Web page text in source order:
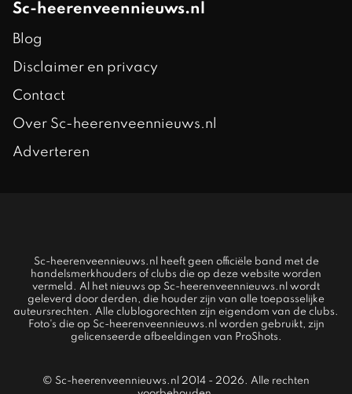
Sc-heerenveennieuws.nl
Blog
Disclaimer en privacy
Contact
Over Sc-heerenveennieuws.nl
Adverteren
Sc-heerenveennieuws.nl heeft geen officiële band met de
handelsmerkhouders of clubs die op deze website worden
vermeld. Al het nieuws op Sc-heerenveennieuws.nl wordt
geleverd door derden, die houder zijn van alle toepasselijke
auteursrechten. Alle clublogorechten zijn eigendom van de clubs.
Foto's die op Sc-heerenveennieuws.nl worden gebruikt, zijn
gelicenseerde afbeeldingen van ProShots.
© Sc-heerenveennieuws.nl 2014 - 2026. Alle rechten